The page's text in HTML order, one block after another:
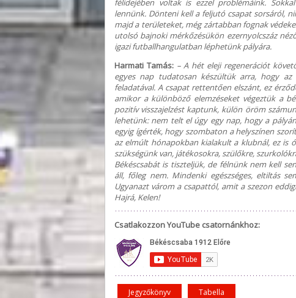
félidejében voltak is ezzel problémáink.
lennünk. Dönteni kell a feljutó csapat sorsáról,
majd a területeket, még zártabban fognak
utolsó bajnoki mérkőzésükön ezernyolcszáz
igazi futballhangulatban léphetünk pályára.
Harmati Tamás: – A hét eleji regenerációt
egyes nap tudatosan készültük arra, hogy
feladatával. A csapat rettentően elszánt, ez
amikor a különböző elemzéseket végeztük a
pozitív visszajelzést kaptunk, külön öröm
lehetünk: nem telt el úgy egy nap, hogy a
egyig ígérték, hogy szombaton a helyszínen
az elmúlt hónapokban kialakult a klubnál, ez is
szükségünk van, játékosokra, szülőkre,
Békéscsabát is tiszteljük, de félnünk nem kell
áll, főleg nem. Mindenki egészséges, eltiltás
Ugyanazt várom a csapattól, amit a szezon
Hajrá, Kelen!
Csatlakozzon YouTube csatornánkhoz:
Jegyzőkönyv Tabella